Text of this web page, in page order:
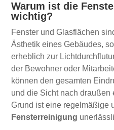
Warum ist die
wichtig?
Fenster und Glasflächen
Ästhetik eines Gebäudes,
erheblich zur
der Bewohner oder
können den gesamten
und die Sicht nach draußen
Grund ist eine regelmäßige
Fensterreinigung